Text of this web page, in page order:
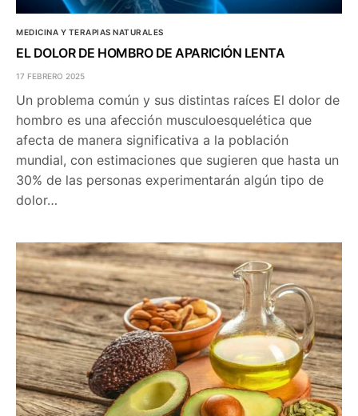
MEDICINA Y TERAPIAS NATURALES
EL DOLOR DE HOMBRO DE APARICIÓN LENTA
17 FEBRERO 2025
Un problema común y sus distintas raíces El dolor de
hombro es una afección musculoesquelética que
afecta de manera significativa a la población
mundial, con estimaciones que sugieren que hasta un
30% de las personas experimentarán algún tipo de
dolor…